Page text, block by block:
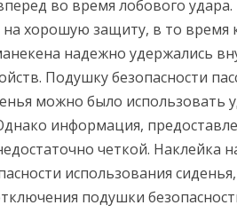
во время лобового удара.
на хорошую защиту, в то время
надежно удержались
Подушку безопасности
можно было использовать
информация,
четкой. Наклейка
использования
подушки